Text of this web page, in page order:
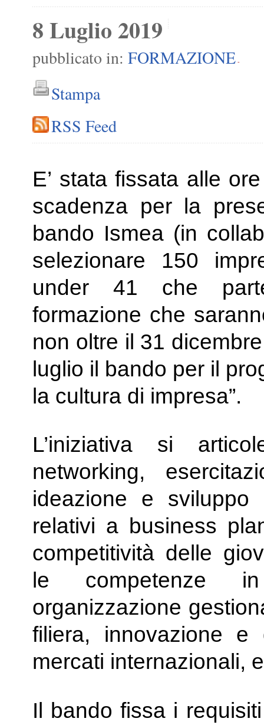
8 Luglio 2019
pubblicato in: FORMAZIONE -
Stampa
RSS Feed
E’ stata fissata alle
scadenza per la
bando Ismea (in
selezionare 150
under 41 che
formazione che
non oltre il 31
luglio il bando per il
la cultura di impresa”.
L’iniziativa si
networking,
ideazione e sviluppo
relativi a business
competitività delle
le competenze
organizzazione
filiera, innovazione e
mercati internazionali,
Il bando fissa i